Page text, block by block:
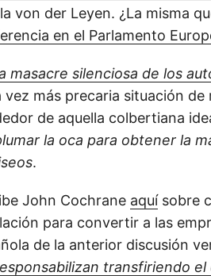
von der Leyen. ¿La misma
en el Parlamento
masacre silenciosa de los
vez más precaria situación
de aquella colbertiana
la oca para obtener la
.
John Cochrane aquísobre
para convertir a las
de la anterior discusión
transfiriendo